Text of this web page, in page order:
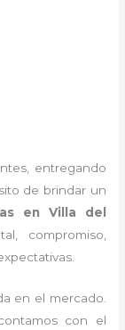
entregando
de brindar un
en Villa del
compromiso,
en el mercado.
con el